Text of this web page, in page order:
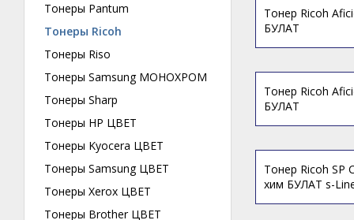
Тонеры Pantum
Тонеры Ricoh
Тонеры Riso
Тонеры Samsung МОНОХРОМ
Тонеры Sharp
Тонеры HP ЦВЕТ
Тонеры Kyocera ЦВЕТ
Тонеры Samsung ЦВЕТ
Тонеры Xerox ЦВЕТ
Тонеры Brother ЦВЕТ
Тонер Ricoh
БУЛАТ
Тонер Ricoh
БУЛАТ
Тонер Ricoh SP
хим БУЛАТ s-